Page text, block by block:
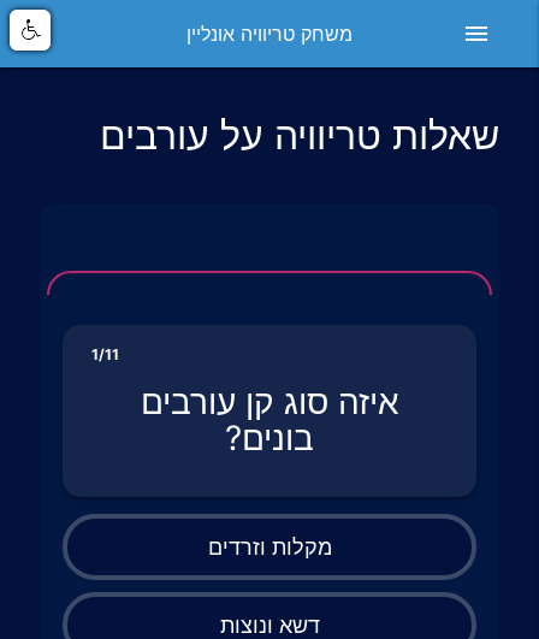
menu משחק טריוויה אונליין
שאלות טריוויה על עורבים
1/11
איזה סוג קן עורבים
בונים?
מקלות וזרדים
דשא ונוצות